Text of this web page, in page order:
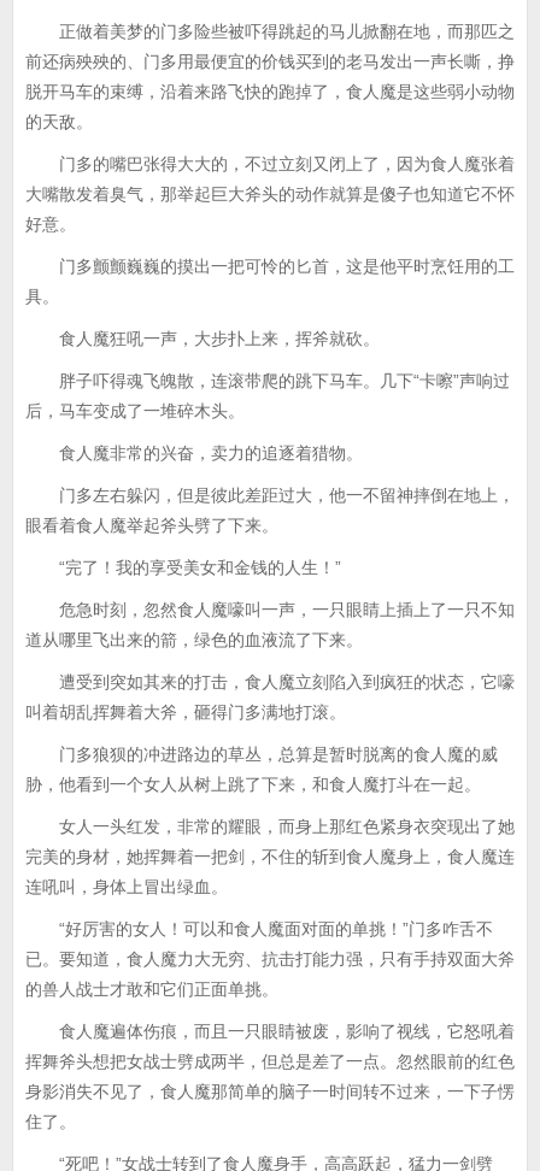
正做着美梦的门多险些被吓得跳起的马儿掀翻在地，而那匹之
前还病殃殃的、门多用最便宜的价钱买到的老马发出一声长嘶，挣
脱开马车的束缚，沿着来路飞快的跑掉了，食人魔是这些弱小动物
的天敌。
门多的嘴巴张得大大的，不过立刻又闭上了，因为食人魔张着
大嘴散发着臭气，那举起巨大斧头的动作就算是傻子也知道它不怀
好意。
门多颤颤巍巍的摸出一把可怜的匕首，这是他平时烹饪用的工
具。
食人魔狂吼一声，大步扑上来，挥斧就砍。
胖子吓得魂飞魄散，连滚带爬的跳下马车。几下“卡嚓”声响过
后，马车变成了一堆碎木头。
食人魔非常的兴奋，卖力的追逐着猎物。
门多左右躲闪，但是彼此差距过大，他一不留神摔倒在地上，
眼看着食人魔举起斧头劈了下来。
“完了！我的享受美女和金钱的人生！”
危急时刻，忽然食人魔嚎叫一声，一只眼睛上插上了一只不知
道从哪里飞出来的箭，绿色的血液流了下来。
遭受到突如其来的打击，食人魔立刻陷入到疯狂的状态，它嚎
叫着胡乱挥舞着大斧，砸得门多满地打滚。
门多狼狈的冲进路边的草丛，总算是暂时脱离的食人魔的威
胁，他看到一个女人从树上跳了下来，和食人魔打斗在一起。
女人一头红发，非常的耀眼，而身上那红色紧身衣突现出了她
完美的身材，她挥舞着一把剑，不住的斩到食人魔身上，食人魔连
连吼叫，身体上冒出绿血。
“好厉害的女人！可以和食人魔面对面的单挑！”门多咋舌不
已。要知道，食人魔力大无穷、抗击打能力强，只有手持双面大斧
的兽人战士才敢和它们正面单挑。
食人魔遍体伤痕，而且一只眼睛被废，影响了视线，它怒吼着
挥舞斧头想把女战士劈成两半，但总是差了一点。忽然眼前的红色
身影消失不见了，食人魔那简单的脑子一时间转不过来，一下子愣
住了。
“死吧！”女战士转到了食人魔身手，高高跃起，猛力一剑劈